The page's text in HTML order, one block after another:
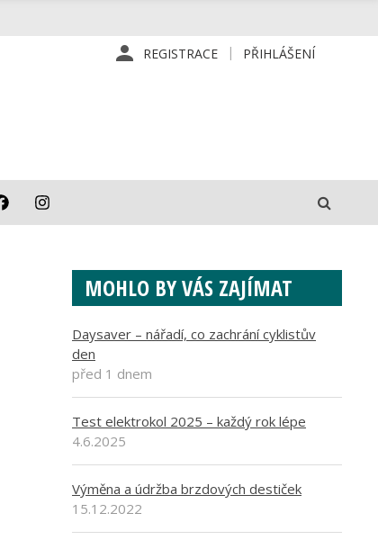
REGISTRACE PŘIHLÁŠENÍ
MOHLO BY VÁS ZAJÍMAT
Daysaver – nářadí, co zachrání cyklistův
den
před 1 dnem
Test elektrokol 2025 – každý rok lépe
4.6.2025
Výměna a údržba brzdových destiček
15.12.2022